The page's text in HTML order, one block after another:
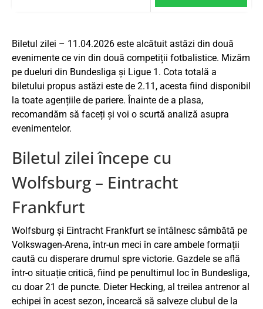
Biletul zilei – 11.04.2026 este alcătuit astăzi din două
evenimente ce vin din două competiții fotbalistice. Mizăm
pe dueluri din Bundesliga și Ligue 1. Cota totală a
biletului propus astăzi este de 2.11, acesta fiind disponibil
la toate agențiile de pariere. Înainte de a plasa,
recomandăm să faceți și voi o scurtă analiză asupra
evenimentelor.
Biletul zilei începe cu
Wolfsburg – Eintracht
Frankfurt
Wolfsburg și Eintracht Frankfurt se întâlnesc sâmbătă pe
Volkswagen-Arena, într-un meci în care ambele formații
caută cu disperare drumul spre victorie. Gazdele se află
într-o situație critică, fiind pe penultimul loc în Bundesliga,
cu doar 21 de puncte. Dieter Hecking, al treilea antrenor al
echipei în acest sezon, încearcă să salveze clubul de la